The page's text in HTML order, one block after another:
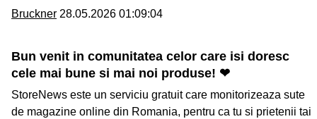
Bruckner 28.05.2026 01:09:04
Bun venit in comunitatea celor care isi doresc
cele mai bune si mai noi produse! ❤
StoreNews este un serviciu gratuit care monitorizeaza sute
de magazine online din Romania, pentru ca tu si prietenii tai